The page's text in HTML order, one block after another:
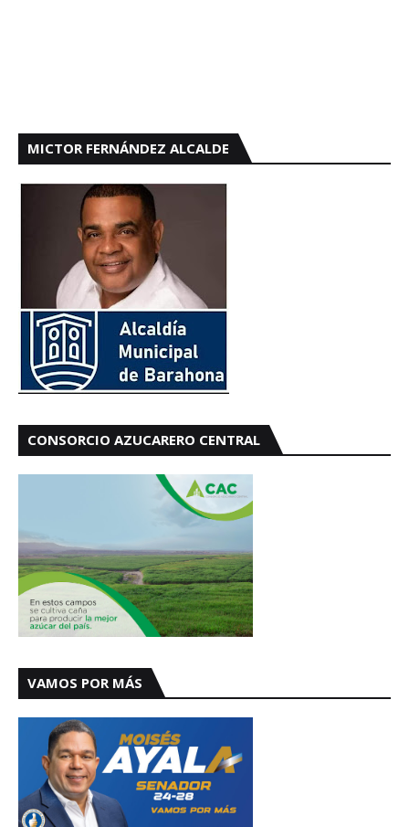
MICTOR FERNÁNDEZ ALCALDE
CONSORCIO AZUCARERO CENTRAL
VAMOS POR MÁS